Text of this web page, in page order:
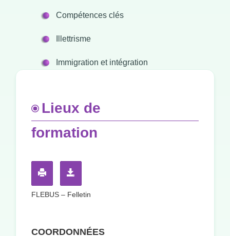
Compétences clés
Illettrisme
Immigration et intégration
Lieux de
formation
FLEBUS – Felletin
COORDONNÉES